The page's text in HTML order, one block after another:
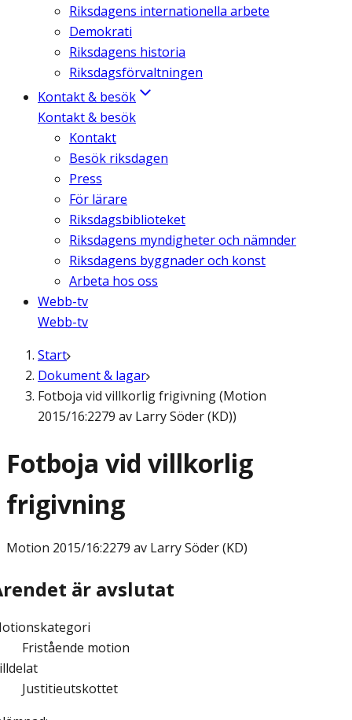
Riksdagens internationella arbete
Demokrati
Riksdagens historia
Riksdagsförvaltningen
Kontakt & besök
Kontakt & besök
Kontakt
Besök riksdagen
Press
För lärare
Riksdagsbiblioteket
Riksdagens myndigheter och nämnder
Riksdagens byggnader och konst
Arbeta hos oss
Webb-tv
Webb-tv
Start
Dokument & lagar
Fotboja vid villkorlig frigivning (Motion
2015/16:2279 av Larry Söder (KD))
Fotboja vid villkorlig
frigivning
Motion 2015/16:2279 av Larry Söder (KD)
är avslutat
Fristående motion
Justitieutskottet